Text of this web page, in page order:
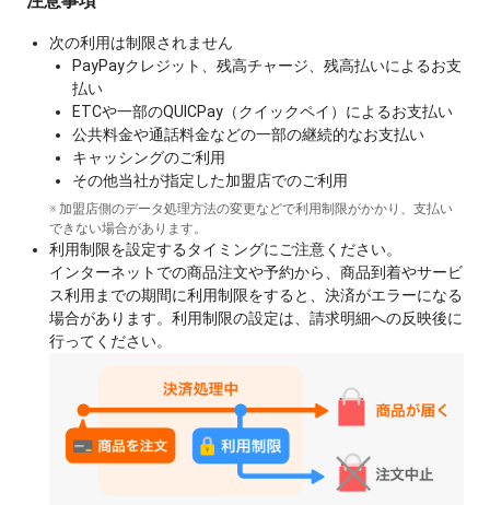
次の利用は制限されません
PayPayクレジット、残高チャージ、残高払いによるお支
払い
ETCや一部のQUICPay（クイックペイ）によるお支払い
公共料金や通話料金などの一部の継続的なお支払い
キャッシングのご利用
その他当社が指定した加盟店でのご利用
※ 加盟店側のデータ処理方法の変更などで利用制限がかかり、支払い
できない場合があります。
利用制限を設定するタイミングにご注意ください。
インターネットでの商品注文や予約から、商品到着やサービ
ス利用までの期間に利用制限をすると、決済がエラーになる
場合があります。利用制限の設定は、請求明細への反映後に
行ってください。